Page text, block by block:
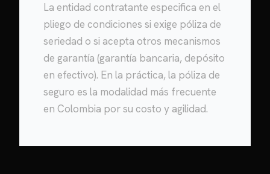
La entidad contratante especifica en el
pliego de condiciones si exige póliza de
seriedad o si acepta otros mecanismos
de garantía (garantía bancaria, depósito
en efectivo). En la práctica, la póliza de
seguro es la modalidad más frecuente
en Colombia por su costo y agilidad.